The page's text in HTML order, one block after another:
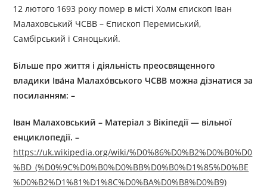
12 лютого 1693 року помер в місті Холм єпископ Іван
Малаховський ЧСВВ – Єпископ Перемиський,
Самбірський і Сяноцький.
Більше про життя і діяльність преосвященного
владики Іва́на Малахо́вського ЧСВВ можна дізнатися за
посиланням: –
Іван Малаховський– Матеріал з Вікіпедії — вільної
енциклопедії.–
https://uk.wikipedia.org/wiki/%D0%86%D0%B2%D0%B0%D0
%BD_(%D0%9C%D0%B0%D0%BB%D0%B0%D1%85%D0%BE
%D0%B2%D1%81%D1%8C%D0%BA%D0%B8%D0%B9)